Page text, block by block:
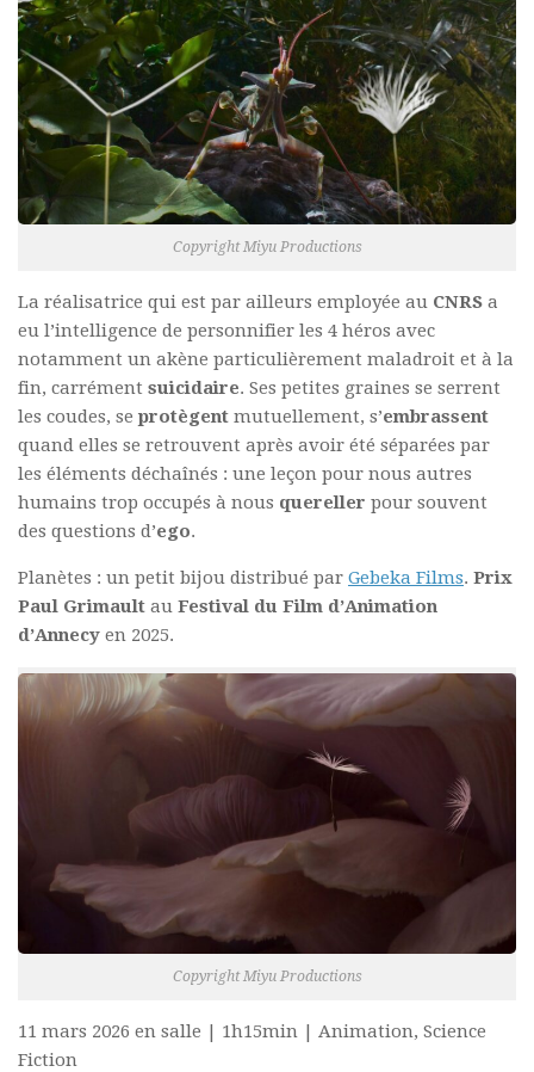
Copyright Miyu Productions
La réalisatrice qui est par ailleurs employée au CNRS a
eu l’intelligence de personnifier les 4 héros avec
notamment un akène particulièrement maladroit et à la
fin, carrément suicidaire. Ses petites graines se serrent
les coudes, se protègent mutuellement, s’embrassent
quand elles se retrouvent après avoir été séparées par
les éléments déchaînés : une leçon pour nous autres
humains trop occupés à nous quereller pour souvent
des questions d’ego.
Planètes : un petit bijou distribué par Gebeka Films. Prix
Paul Grimault au Festival du Film d’Animation
d’Annecy en 2025.
Copyright Miyu Productions
11 mars 2026 en salle | 1h15min | Animation, Science
Fiction